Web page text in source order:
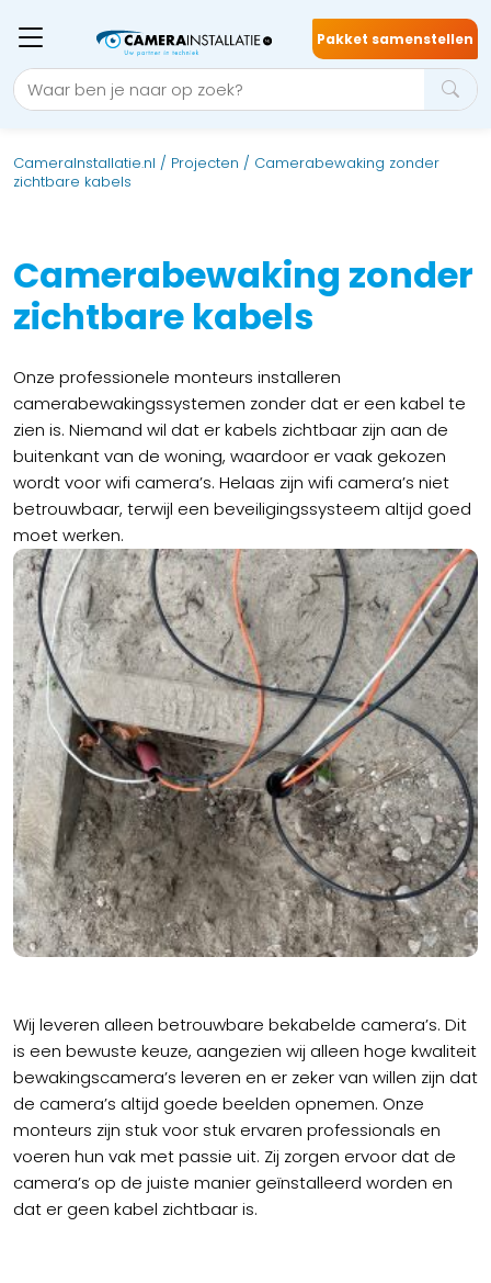
Pakket samenstellen
CameraInstallatie.nl / Projecten / Camerabewaking zonder
zichtbare kabels
Camerabewaking zonder
zichtbare kabels
Onze professionele monteurs installeren
camerabewakingssystemen zonder dat er een kabel te
zien is. Niemand wil dat er kabels zichtbaar zijn aan de
buitenkant van de woning, waardoor er vaak gekozen
wordt voor wifi camera’s. Helaas zijn wifi camera’s niet
betrouwbaar, terwijl een beveiligingssysteem altijd goed
moet werken.
Wij leveren alleen betrouwbare bekabelde camera’s. Dit
is een bewuste keuze, aangezien wij alleen hoge kwaliteit
bewakingscamera’s leveren en er zeker van willen zijn dat
de camera’s altijd goede beelden opnemen. Onze
monteurs zijn stuk voor stuk ervaren professionals en
voeren hun vak met passie uit. Zij zorgen ervoor dat de
camera’s op de juiste manier geïnstalleerd worden en
dat er geen kabel zichtbaar is.